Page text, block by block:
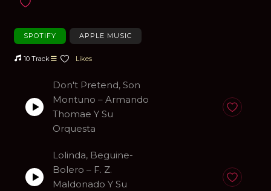
Añadir a favoritos
SPOTIFY APPLE MUSIC
10 Track Likes
Don't Pretend, Son
Montuno – Armando
Thomae Y Su
Orquesta
Anadir a
Lolinda, Beguine-
Bolero – F. Z.
Maldonado Y Su
Anadir a